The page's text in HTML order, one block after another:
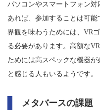
パソコンやスマートフォン
あれば、参加することは可
界観を味わうためには、VR
る必要があります。高額な
ためには高スペックな機器
と感じる人もいるようです。
メタバースの課題